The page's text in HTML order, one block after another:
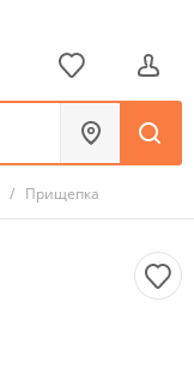
/ Прищепка